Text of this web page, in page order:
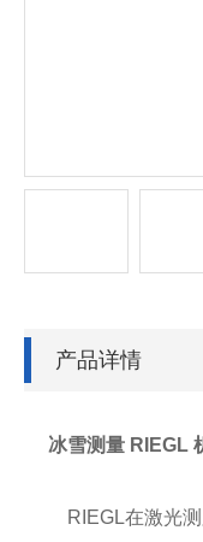
产品详情
冰雪测量 RIEGL
RIEGL在激光